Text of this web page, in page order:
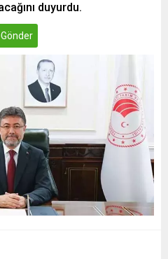
duyurdu.
Gönder